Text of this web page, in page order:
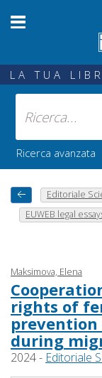
LA TUA
Ricerca avanzata
Editoriale
EUWEB legal
Maksimova, Elena
rights of
prevention
during
2024 - Editoriale